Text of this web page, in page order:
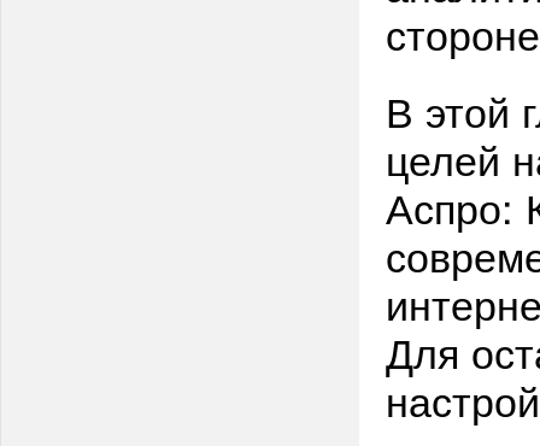
В этой
целей
Аспро:
Для